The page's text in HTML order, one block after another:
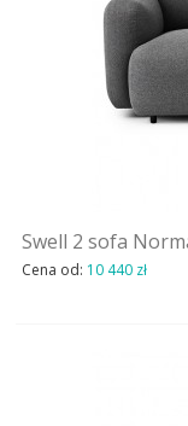
Swell 2 sofa
Cena od: 10 440 zł